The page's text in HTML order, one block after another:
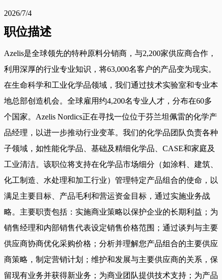
2026/7/4
职位描述
Azelis是全球领先的特种原料分销商，与2,200家供应商合作，
利用深厚的行业专业知识，将63,000名客户的产品变为现实。
在生命科学和工业化学品领域，我们通过技术实验室和专业本
地总部创造机会。全球雇用约4,200名专业人才，分布在60多
个国家。Azelis Nordics正在寻找一位位于芬兰坦佩雷的化学产
品经理，以进一步推动行业变革。我们的化学品团队负责各种
子领域，如性能化学品、基础及精细化学品、CASE和家庭及
工业清洁。该职位将支持在化学品市场细分（如涂料、建筑、
化工制造、水处理和加工行业）管理特定产品组合的使命，以
满足主要目标、产品毛利和营运资金目标，通过实施业务战
略。主要职责包括：实施商业策略以保护企业的长期利益；为
销售经理和内部销售代表设定销售价格范围；通过谈判与主要
供应商协商优化采购价格；分析并理解您产品组合的主要供应
商策略，制定营销计划；维护和发展与主要供应商的关系，保
留现有业务并获得新业务；为商业团队提供技术支持；为产品